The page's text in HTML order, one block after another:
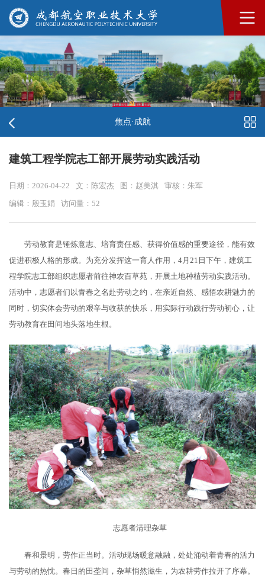
焦点·成航
建筑工程学院志工部开展劳动实践活动
日期：2026-04-22 文：陈宏杰 图：赵美淇 审核：朱军
编辑：殷玉娟 访问量： 52
劳动教育是锤炼意志、培育责任感、获得价值感的重要途径，能有效
促进积极人格的形成。为充分发挥这一育人作用，4月21日下午，建筑工
程学院志工部组织志愿者前往神农百草苑，开展土地种植劳动实践活动。
活动中，志愿者们以青春之名赴劳动之约，在亲近自然、感悟农耕魅力的
同时，切实体会劳动的艰辛与收获的快乐，用实际行动践行劳动初心，让
劳动教育在田间地头落地生根。
志愿者清理杂草
春和景明，劳作正当时。活动现场暖意融融，处处涌动着青春的活力
与劳动的热忱。春日的田垄间，杂草悄然滋生，为农耕劳作拉开了序幕。